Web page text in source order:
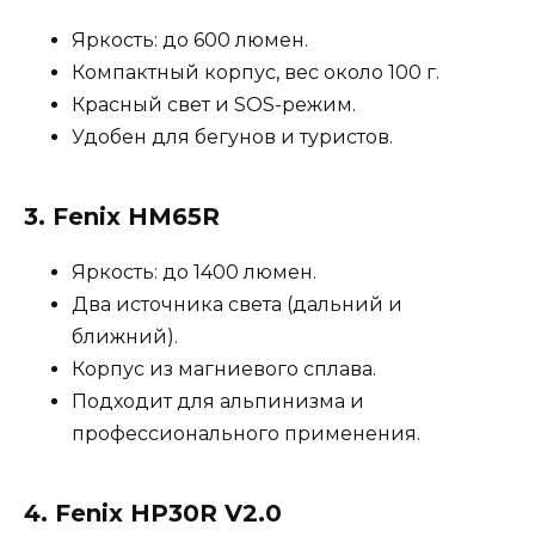
Яркость: до 600 люмен.
Компактный корпус, вес около 100 г.
Красный свет и SOS-режим.
Удобен для бегунов и туристов.
3. Fenix HM65R
Яркость: до 1400 люмен.
Два источника света (дальний и
ближний).
Корпус из магниевого сплава.
Подходит для альпинизма и
профессионального применения.
4. Fenix HP30R V2.0